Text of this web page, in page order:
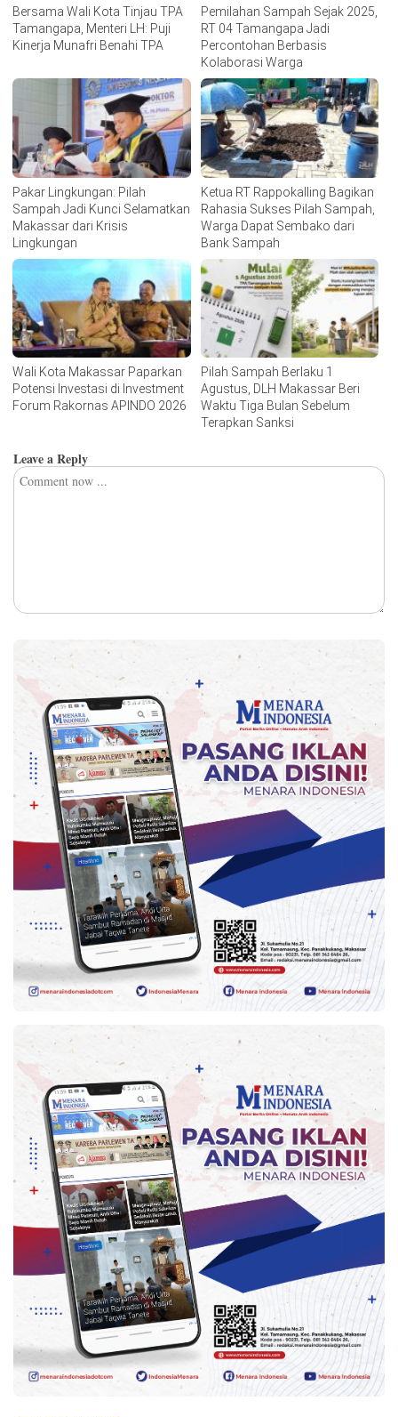
Bersama Wali Kota Tinjau TPA
Tamangapa, Menteri LH: Puji
Kinerja Munafri Benahi TPA
Pemilahan Sampah Sejak 2025,
RT 04 Tamangapa Jadi
Percontohan Berbasis
Kolaborasi Warga
Pakar Lingkungan: Pilah
Sampah Jadi Kunci Selamatkan
Makassar dari Krisis
Lingkungan
Ketua RT Rappokalling Bagikan
Rahasia Sukses Pilah Sampah,
Warga Dapat Sembako dari
Bank Sampah
Wali Kota Makassar Paparkan
Potensi Investasi di Investment
Forum Rakornas APINDO 2026
Pilah Sampah Berlaku 1
Agustus, DLH Makassar Beri
Waktu Tiga Bulan Sebelum
Terapkan Sanksi
Leave a Reply